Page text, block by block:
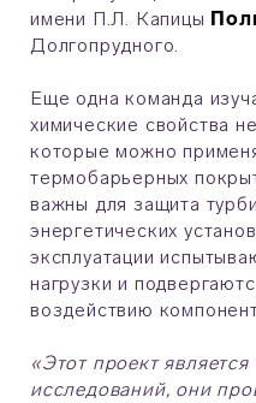
имени П.Л. Капицы
Долгопрудного.
Еще одна команда
химические свойства
которые можно
термобарьерных
важны для защита
энергетических
эксплуатации
нагрузки и
воздействию
«Этот проект
исследований, они